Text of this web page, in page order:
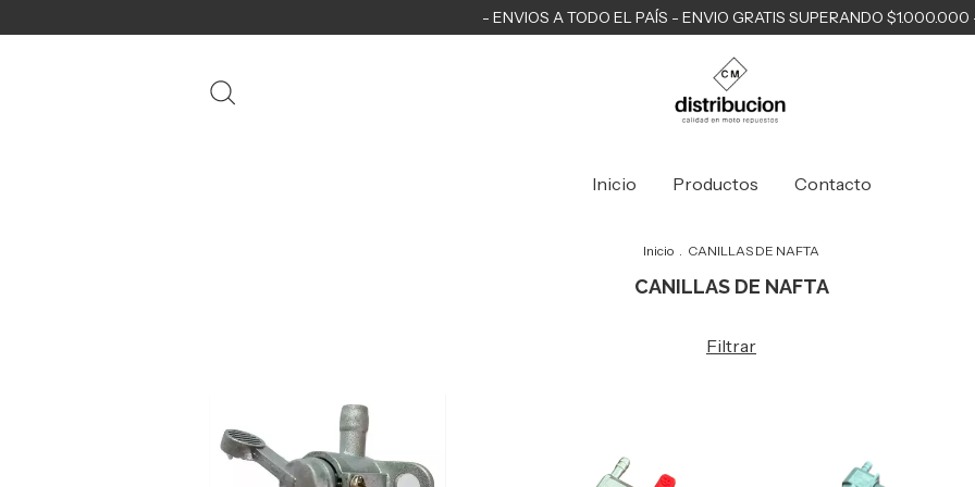
- ENVIOS A TODO EL PAÍS - ENVIO GRATIS SUPERANDO $1.000.000
Inicio Productos Contacto
Inicio CANILLAS DE NAFTA
CANILLAS DE NAFTA
Filtrar